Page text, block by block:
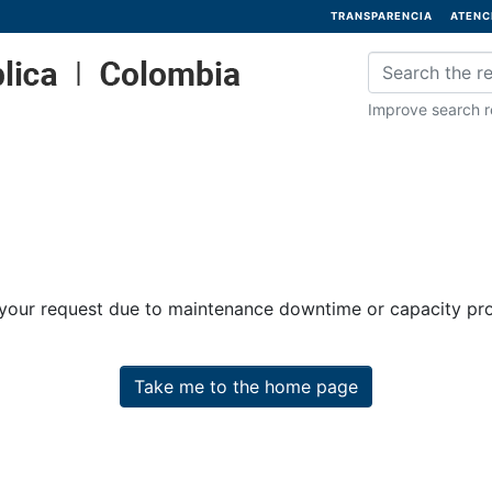
TRANSPARENCIA
Improve search
request due to maintenance downtime or capacity
Take me to the home page